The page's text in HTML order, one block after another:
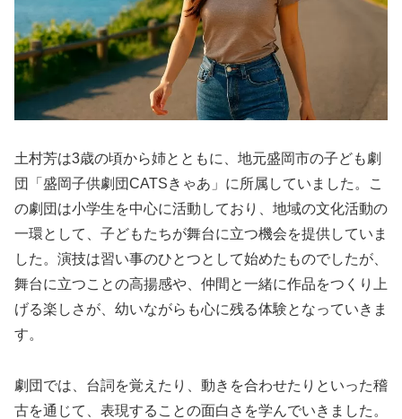
土村芳は3歳の頃から姉とともに、地元盛岡市の子ども劇
団「盛岡子供劇団CATSきゃあ」に所属していました。こ
の劇団は小学生を中心に活動しており、地域の文化活動の
一環として、子どもたちが舞台に立つ機会を提供していま
した。演技は習い事のひとつとして始めたものでしたが、
舞台に立つことの高揚感や、仲間と一緒に作品をつくり上
げる楽しさが、幼いながらも心に残る体験となっていきま
す。
劇団では、台詞を覚えたり、動きを合わせたりといった稽
古を通じて、表現することの面白さを学んでいきました。